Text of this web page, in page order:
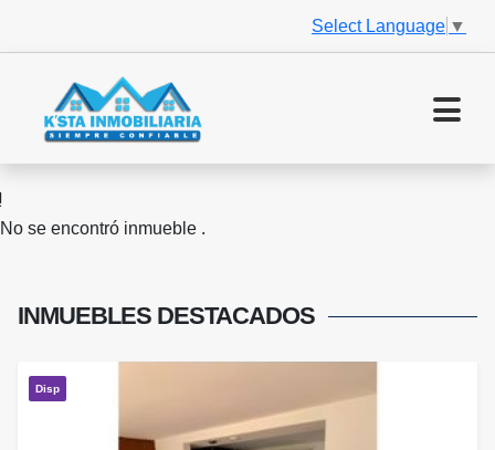
Select Language ▼
No se encontró inmueble .
INMUEBLES DESTACADOS
Disp